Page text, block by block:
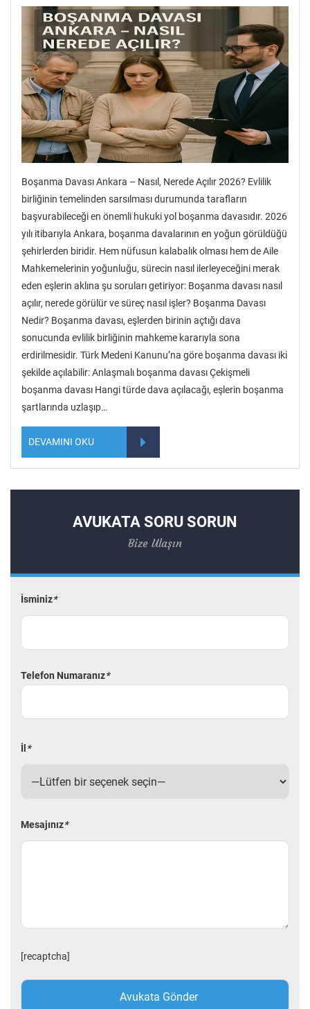
Boşanma Davası Ankara – Nasıl, Nerede Açılır 2026? Evlilik
birliğinin temelinden sarsılması durumunda tarafların
başvurabileceği en önemli hukuki yol boşanma davasıdır. 2026
yılı itibarıyla Ankara, boşanma davalarının en yoğun görüldüğü
şehirlerden biridir. Hem nüfusun kalabalık olması hem de Aile
Mahkemelerinin yoğunluğu, sürecin nasıl ilerleyeceğini merak
eden eşlerin aklına şu soruları getiriyor: Boşanma davası nasıl
açılır, nerede görülür ve süreç nasıl işler? Boşanma Davası
Nedir? Boşanma davası, eşlerden birinin açtığı dava
sonucunda evlilik birliğinin mahkeme kararıyla sona
erdirilmesidir. Türk Medeni Kanunu’na göre boşanma davası iki
şekilde açılabilir: Anlaşmalı boşanma davası Çekişmeli
boşanma davası Hangi türde dava açılacağı, eşlerin boşanma
şartlarında uzlaşıp…
DEVAMINI OKU
AVUKATA SORU SORUN
Bize Ulaşın
İsminiz*
Telefon Numaranız*
İl *
Mesajınız*
[recaptcha]